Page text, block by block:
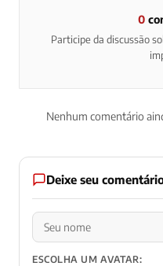
0
Participe da discussão
Nenhum comentário
Deixe seu
ESCOLHA UM AVATAR: